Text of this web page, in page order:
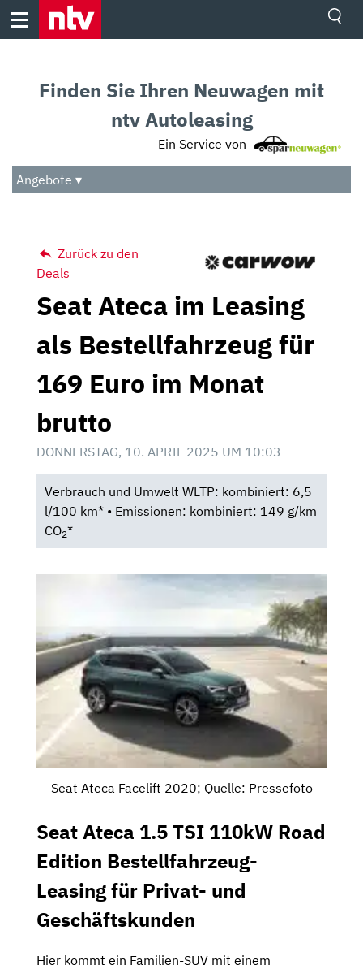
Skip
Audio
Das Beste
Finden Sie Ihren Neuwagen mit
ntv Autoleasing
Ein Service von
Angebote ▾
Zurück zu den
Deals
Seat Ateca im Leasing
als Bestellfahrzeug für
169 Euro im Monat
brutto
DONNERSTAG, 10. APRIL 2025 UM 10:03
Verbrauch und Umwelt WLTP: kombiniert: 6,5
l/100 km* • Emissionen: kombiniert: 149 g/km
CO2*
Seat Ateca Facelift 2020; Quelle: Pressefoto
Seat Ateca 1.5 TSI 110kW Road
Edition Bestellfahrzeug-
Leasing für Privat- und
Geschäftskunden
Hier kommt ein Familien-SUV mit einem